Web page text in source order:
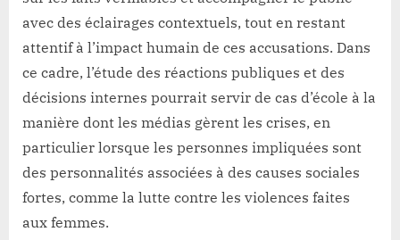
avec des éclairages contextuels, tout en restant
attentif à l’impact humain de ces accusations. Dans
ce cadre, l’étude des réactions publiques et des
décisions internes pourrait servir de cas d’école à la
manière dont les médias gèrent les crises, en
particulier lorsque les personnes impliquées sont
des personnalités associées à des causes sociales
fortes, comme la lutte contre les violences faites
aux femmes.